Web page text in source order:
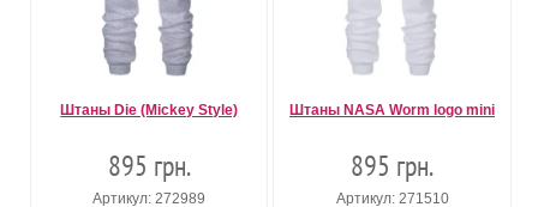
Штаны Die (Mickey Style)
895 грн.
Артикул: 272989
Штаны NASA Worm logo mini
895 грн.
Артикул: 271510